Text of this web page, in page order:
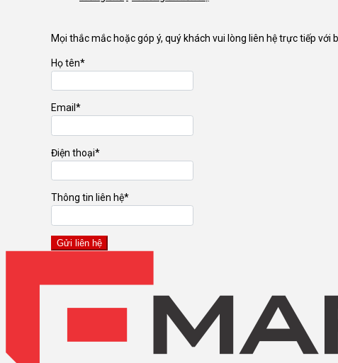
Mọi thắc mắc hoặc góp ý, quý khách vui lòng liên hệ trực tiếp
Họ tên*
Email*
Điện thoại*
Thông tin liên hệ*
Gửi liên hệ